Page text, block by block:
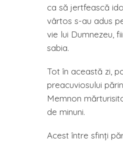
ca să jertfească
vârtos s-au adus
vie lui Dumnezeu,
sabia.
Tot în această zi,
preacuviosului
Memnon
de minuni.
Acest între sfinţi